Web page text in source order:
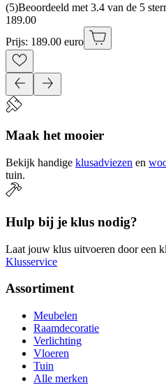
(5)Beoordeeld met 3.4 van de 5
189.00
Prijs: 189.00 euro
Maak het mooier
Bekijk handige klusadviezen en
tuin.
Hulp bij je klus nodig?
Laat jouw klus uitvoeren door een
Klusservice
Assortiment
Meubelen
Raamdecoratie
Verlichting
Vloeren
Tuin
Alle merken